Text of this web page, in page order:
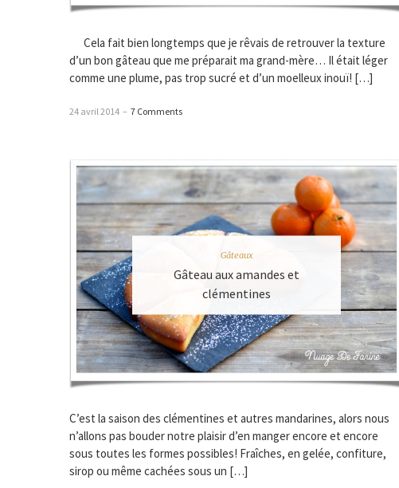
Cela fait bien longtemps que je rêvais de retrouver la texture
d’un bon gâteau que me préparait ma grand-mère… Il était léger
comme une plume, pas trop sucré et d’un moelleux inouï! […]
24 avril 2014 – 7 Comments
Gâteaux
Gâteau aux amandes et
clémentines
C’est la saison des clémentines et autres mandarines, alors nous
n’allons pas bouder notre plaisir d’en manger encore et encore
sous toutes les formes possibles! Fraîches, en gelée, confiture,
sirop ou même cachées sous un […]